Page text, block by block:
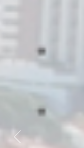
18 DE
Previous